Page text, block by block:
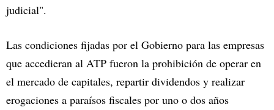
judicial".
Las condiciones fijadas por el Gobierno para las empresas
que accedieran al ATP fueron la prohibición de operar en
el mercado de capitales, repartir dividendos y realizar
erogaciones a paraísos fiscales por uno o dos años